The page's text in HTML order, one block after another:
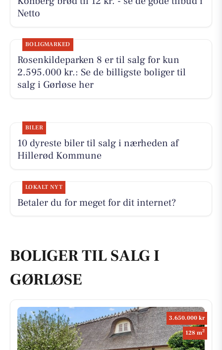
Netto
BOLIGMARKED
Rosenkildeparken 8 er til salg for kun
2.595.000 kr.: Se de billigste boliger til
salg i Gørløse her
BILER
10 dyreste biler til salg i nærheden af
Hillerød Kommune
LOKALT NYT
Betaler du for meget for dit internet?
BOLIGER TIL SALG I
GØRLØSE
3.650.000 kr
128 m2